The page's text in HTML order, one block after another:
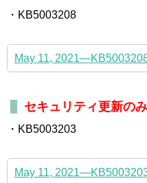
・KB5003208
May 11,
セキュリティ更新のみ
・KB5003203
May 11,